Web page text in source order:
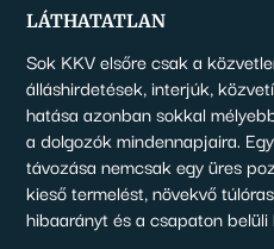
láthatatlan
Sok KKV elsőre csak a
álláshirdetések, interjúk,
hatása azonban sokkal
a dolgozók mindennapjaira.
távozása nemcsak egy üres
kieső termelést, növekvő
hibaarányt és a csapaton